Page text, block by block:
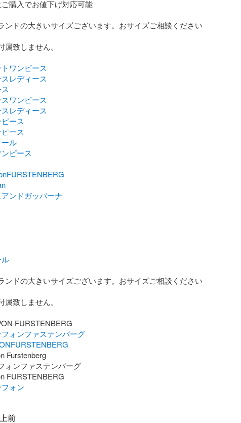
購入でお値下げ対応可能
ドの大きいサイズございます。おサイズご相談ください
属致しません。
ワンピース
レディース
ワンピース
レディース
ース
ース
ル
ピース
ンドガッバーナ
ドの大きいサイズございます。おサイズご相談ください
属致しません。
ォンファステンバーグ
Furstenberg
ォンファステンバーグ
ォン
前